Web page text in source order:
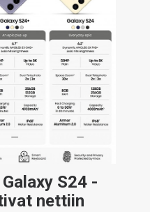
S24 -
nettiin